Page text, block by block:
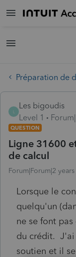
Préparation de
Les bigoudis
Level 1
QUESTION
Ligne 31600
de calcul
Forum|Forum|2
Lorsque le
quelqu'un
ne se font
du crédit. J'ai
soutien et il